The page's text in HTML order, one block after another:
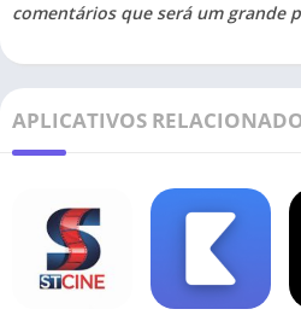
comentários que será um grande
APLICATIVOS